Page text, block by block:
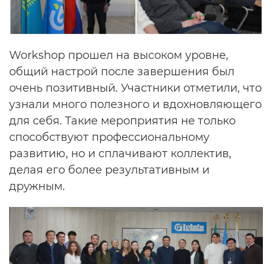
Workshop прошел на высоком уровне,
общий настрой после завершения был
очень позитивный. Участники отметили, что
узнали много полезного и вдохновляющего
для себя. Такие мероприятия не только
способствуют профессиональному
развитию, но и сплачивают коллектив,
делая его более результативным и
дружным.